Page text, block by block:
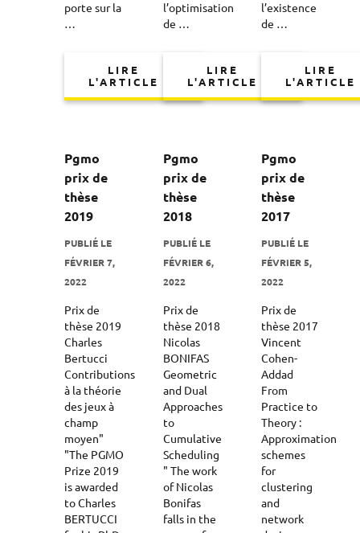
porte sur la
…
LIRE
L'ARTICLE
l’optimisation
de …
LIRE
L'ARTICLE
l’existence
de …
LIRE
L'ARTICLE
Pgmo
prix de
thèse
2019
PUBLIÉ LE
FÉVRIER 7,
2022
Prix de
thèse 2019
Charles
Bertucci
Contributions
à la théorie
des jeux à
champ
moyen"
"The PGMO
Prize 2019
is awarded
to Charles
BERTUCCI
Pgmo
prix de
thèse
2018
PUBLIÉ LE
FÉVRIER 6,
2022
Prix de
thèse 2018
Nicolas
BONIFAS
Geometric
and Dual
Approaches
to
Cumulative
Scheduling
" The work
of Nicolas
Bonifas
falls in the
Pgmo
prix de
thèse
2017
PUBLIÉ LE
FÉVRIER 5,
2022
Prix de
thèse 2017
Vincent
Cohen-
Addad
From
Practice to
Theory :
Approximation
schemes
for
clustering
and
network